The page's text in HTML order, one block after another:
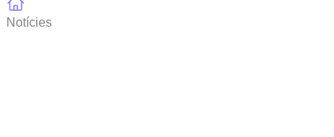
Notícies